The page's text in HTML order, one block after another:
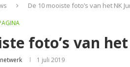
De 10 mooiste foto’s van het NK
foto’s van
1 juli 2019